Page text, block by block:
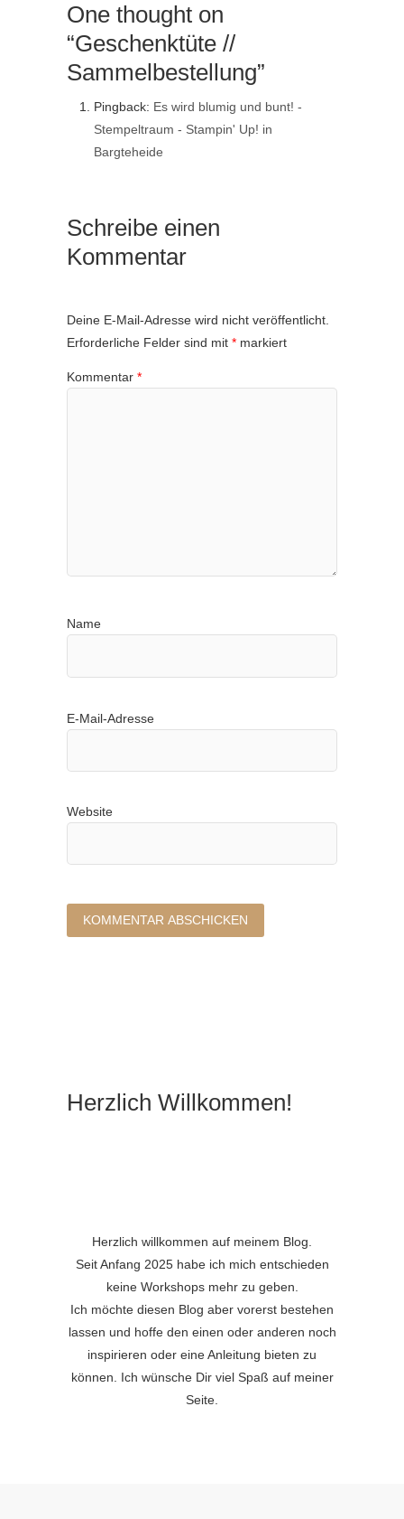
One thought on
“Geschenktüte //
Sammelbestellung”
Pingback: Es wird blumig und bunt! -
Stempeltraum - Stampin' Up! in
Bargteheide
Schreibe einen
Kommentar
Deine E-Mail-Adresse wird nicht veröffentlicht.
Erforderliche Felder sind mit * markiert
Kommentar *
Name
E-Mail-Adresse
Website
Herzlich Willkommen!
Herzlich willkommen auf meinem Blog.
Seit Anfang 2025 habe ich mich entschieden
keine Workshops mehr zu geben.
Ich möchte diesen Blog aber vorerst bestehen
lassen und hoffe den einen oder anderen noch
inspirieren oder eine Anleitung bieten zu
können. Ich wünsche Dir viel Spaß auf meiner
Seite.